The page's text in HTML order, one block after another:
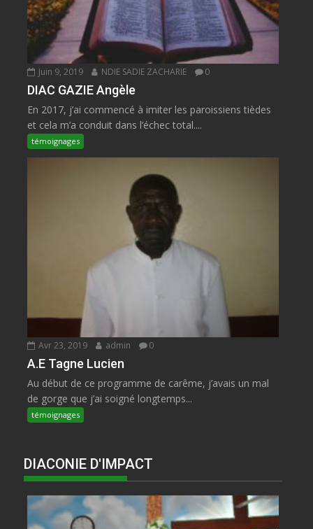
Juin 9, 2019 NDIE SADIE ZACHARIE 0
DIAC GAZIE Angèle
En 2017, j’ai commencé à imiter les paroissiens tièdes
et cela m’a conduit dans l’échec total....
témoignages
Avr 23, 2019 admin 0
A.E Tagne Lucien
Au début de ce programme de carême, j’avais un mal
de gorge que j’ai soigné longtemps...
témoignages
DIACONIE D'IMPACT